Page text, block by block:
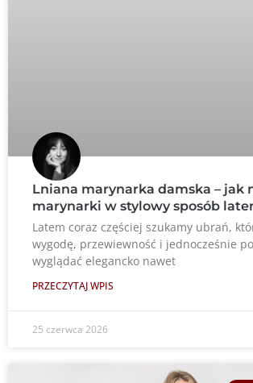
Lniana marynarka damska – jak
marynarki w stylowy sposób
Latem coraz częściej szukamy ubrań,
wygodę, przewiewność i jednocześnie
wyglądać elegancko nawet
PRZECZYTAJ WPIS
25 czerwca 2026